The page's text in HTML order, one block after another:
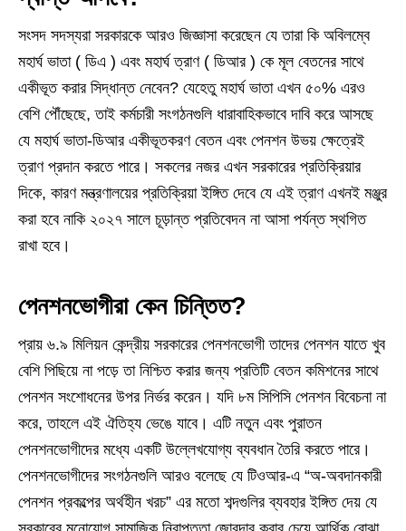
সংসদ সদস্যরা সরকারকে আরও জিজ্ঞাসা করেছেন যে তারা কি অবিলম্বে
মহার্ঘ ভাতা ( ডিএ ) এবং মহার্ঘ ত্রাণ ( ডিআর ) কে মূল বেতনের সাথে
একীভূত করার সিদ্ধান্ত নেবেন? যেহেতু মহার্ঘ ভাতা এখন ৫০% এরও
বেশি পৌঁছেছে, তাই কর্মচারী সংগঠনগুলি ধারাবাহিকভাবে দাবি করে আসছে
যে মহার্ঘ ভাতা-ডিআর একীভূতকরণ বেতন এবং পেনশন উভয় ক্ষেত্রেই
ত্রাণ প্রদান করতে পারে। সকলের নজর এখন সরকারের প্রতিক্রিয়ার
দিকে, কারণ মন্ত্রণালয়ের প্রতিক্রিয়া ইঙ্গিত দেবে যে এই ত্রাণ এখনই মঞ্জুর
করা হবে নাকি ২০২৭ সালে চূড়ান্ত প্রতিবেদন না আসা পর্যন্ত স্থগিত
রাখা হবে।
পেনশনভোগীরা কেন চিন্তিত?
প্রায় ৬.৯ মিলিয়ন কেন্দ্রীয় সরকারের পেনশনভোগী তাদের পেনশন যাতে খুব
বেশি পিছিয়ে না পড়ে তা নিশ্চিত করার জন্য প্রতিটি বেতন কমিশনের সাথে
পেনশন সংশোধনের উপর নির্ভর করেন। যদি ৮ম সিপিসি পেনশন বিবেচনা না
করে, তাহলে এই ঐতিহ্য ভেঙে যাবে। এটি নতুন এবং পুরাতন
পেনশনভোগীদের মধ্যে একটি উল্লেখযোগ্য ব্যবধান তৈরি করতে পারে।
পেনশনভোগীদের সংগঠনগুলি আরও বলেছে যে টিওআর-এ “অ-অবদানকারী
পেনশন প্রকল্পের অর্থহীন খরচ” এর মতো শব্দগুলির ব্যবহার ইঙ্গিত দেয় যে